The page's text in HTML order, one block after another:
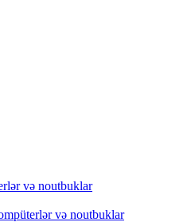
və noutbuklar
və noutbuklar